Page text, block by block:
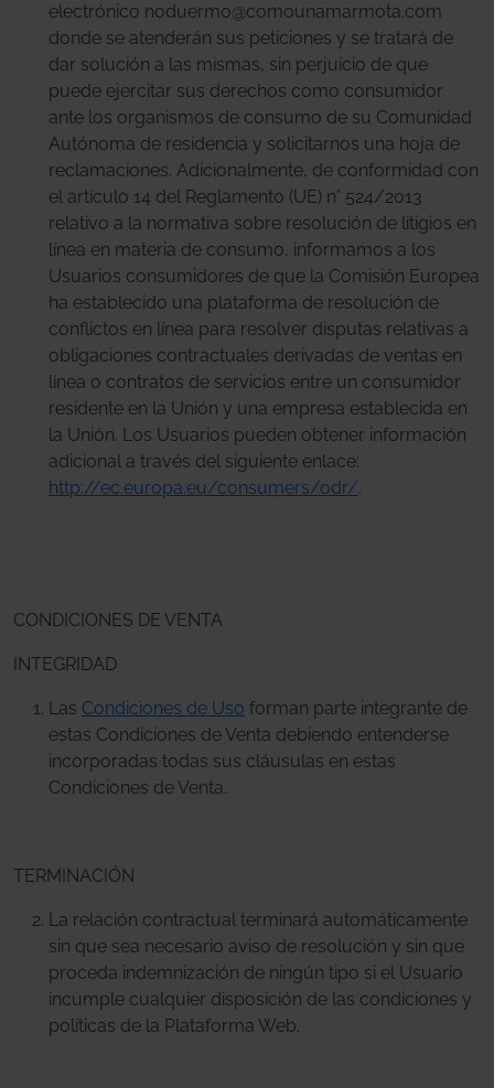
electrónico noduermo@comounamarmota.com
donde se atenderán sus peticiones y se tratará de
dar solución a las mismas, sin perjuicio de que
puede ejercitar sus derechos como consumidor
ante los organismos de consumo de su Comunidad
Autónoma de residencia y solicitarnos una hoja de
reclamaciones. Adicionalmente, de conformidad con
el artículo 14 del Reglamento (UE) n° 524/2013
relativo a la normativa sobre resolución de litigios en
línea en materia de consumo, informamos a los
Usuarios consumidores de que la Comisión Europea
ha establecido una plataforma de resolución de
conflictos en línea para resolver disputas relativas a
obligaciones contractuales derivadas de ventas en
línea o contratos de servicios entre un consumidor
residente en la Unión y una empresa establecida en
la Unión. Los Usuarios pueden obtener información
adicional a través del siguiente enlace:
http://ec.europa.eu/consumers/odr/.
CONDICIONES DE VENTA
INTEGRIDAD
Las Condiciones de Uso forman parte integrante de
estas Condiciones de Venta debiendo entenderse
incorporadas todas sus cláusulas en estas
Condiciones de Venta.
TERMINACIÓN
La relación contractual terminará automáticamente
sin que sea necesario aviso de resolución y sin que
proceda indemnización de ningún tipo si el Usuario
incumple cualquier disposición de las condiciones y
políticas de la Plataforma Web.